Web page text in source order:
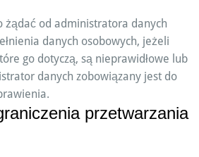
żądać od administratora danych
danych osobowych, jeżeli
go dotyczą, są nieprawidłowe lub
danych zobowiązany jest do
przetwarzania